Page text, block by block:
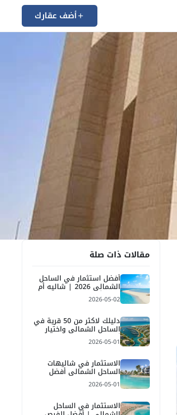
أضف عقارك
مقالات ذات صلة
أفضل استثمار في الساحل
الشمالي 2026 | شاليه أم
فيلا وأهم المناطق
2026-05-02
دليلك لاكثر من 50 قرية في
الساحل الشمالي واختيار
أفضل قرية للاستثمار
والمصيف
2026-05-01
الاستثمار في شاليهات
الساحل الشمالي أفضل
الفرص والعائد 2026
2026-05-01
الاستثمار في الساحل